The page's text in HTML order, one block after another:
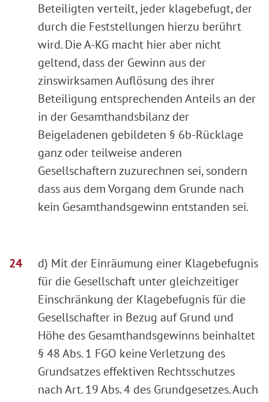
Beteiligten verteilt, jeder klagebefugt, der
durch die Feststellungen hierzu berührt
wird. Die A-KG macht hier aber nicht
geltend, dass der Gewinn aus der
zinswirksamen Auflösung des ihrer
Beteiligung entsprechenden Anteils an der
in der Gesamthandsbilanz der
Beigeladenen gebildeten § 6b-Rücklage
ganz oder teilweise anderen
Gesellschaftern zuzurechnen sei, sondern
dass aus dem Vorgang dem Grunde nach
kein Gesamthandsgewinn entstanden sei.
d) Mit der Einräumung einer Klagebefugnis
für die Gesellschaft unter gleichzeitiger
Einschränkung der Klagebefugnis für die
Gesellschafter in Bezug auf Grund und
Höhe des Gesamthandsgewinns beinhaltet
§ 48 Abs. 1 FGO keine Verletzung des
Grundsatzes effektiven Rechtsschutzes
nach Art. 19 Abs. 4 des Grundgesetzes. Auch